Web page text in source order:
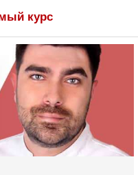
курс